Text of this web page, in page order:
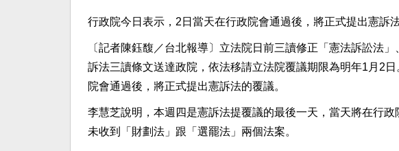
行政院今日表示，2日當天在行政院會通過後，將正式提出憲訴
〔記者陳鈺馥／台北報導〕立法院日前三讀修正「憲法訴訟法
訴法三讀條文送達政院，依法移請立法院覆議期限為明年1月2
院會通過後，將正式提出憲訴法的覆議。
李慧芝說明，本週四是憲訴法提覆議的最後一天，當天將在行
未收到「財劃法」跟「選罷法」兩個法案。